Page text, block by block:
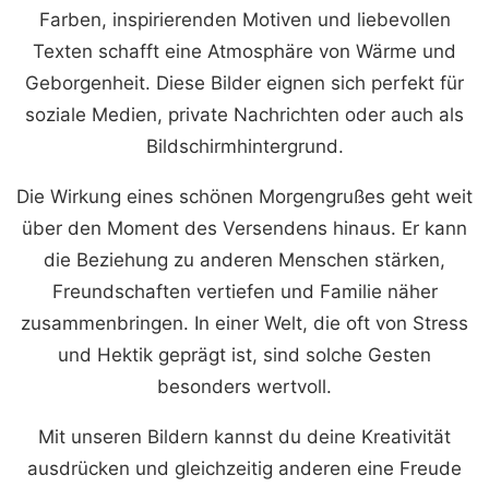
Farben, inspirierenden Motiven und liebevollen
Texten schafft eine Atmosphäre von Wärme und
Geborgenheit. Diese Bilder eignen sich perfekt für
soziale Medien, private Nachrichten oder auch als
Bildschirmhintergrund.
Die Wirkung eines schönen Morgengrußes geht weit
über den Moment des Versendens hinaus. Er kann
die Beziehung zu anderen Menschen stärken,
Freundschaften vertiefen und Familie näher
zusammenbringen. In einer Welt, die oft von Stress
und Hektik geprägt ist, sind solche Gesten
besonders wertvoll.
Mit unseren Bildern kannst du deine Kreativität
ausdrücken und gleichzeitig anderen eine Freude